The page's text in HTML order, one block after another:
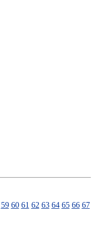
59 60 61 62 63 64 65 66 67